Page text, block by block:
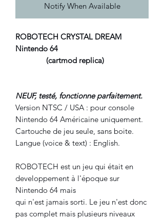
Notify When Available
ROBOTECH CRYSTAL DREAM
Nintendo 64
(cartmod replica)
NEUF, testé, fonctionne parfaitement.
Version NTSC / USA : pour console
Nintendo 64 Américaine uniquement.
Cartouche de jeu seule, sans boite.
Langue (voice & text) : English.
ROBOTECH est un jeu qui était en
developpement à l'époque sur
Nintendo 64 mais
qui n'est jamais sorti. Le jeu n'est donc
pas complet mais plusieurs niveaux